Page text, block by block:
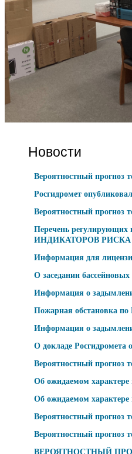
Новости
Вероятностный прогноз
Росгидромет
Вероятностный прогноз
Перечень
ИНДИКАТОРОВ
Информация для
О заседании бассейновых
Информация о
Пожарная обстановка по
Информация о
О докладе Росгидромета
Вероятностный прогноз
Об ожидаемом характере
Об ожидаемом характере
Вероятностный прогноз
Вероятностный прогноз
ВЕРОЯТНОСТНЫЙ